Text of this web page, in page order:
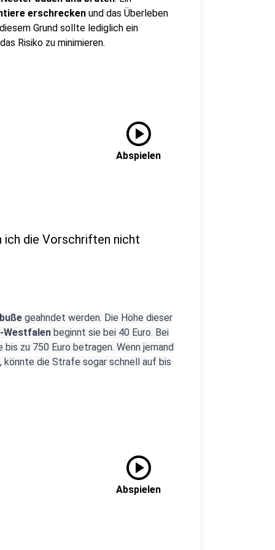
erschrecken und das Überleben
Grund sollte lediglich ein
Risiko zu minimieren.
play_circle
Abspielen
ich die Vorschriften nicht
geahndet werden. Die Höhe dieser
Westfalen beginnt sie bei 40 Euro. Bei
zu 750 Euro betragen. Wenn jemand
könnte die Strafe sogar schnell auf bis
play_circle
Abspielen